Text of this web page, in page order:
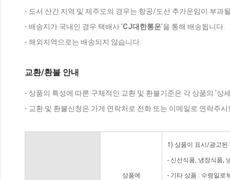
- 도서 산간 지역 및 제주도의 경우는 항공/도선 추가운임이 부과
- 배송지가 국내인 경우 택배사 'CJ대한통운'을 통해 배송됩니다.
- 해외지역으로는 배송되지 않습니다.
교환/환불 안내
- 상품의 특성에 따른 구체적인 교환 및 환불기준은 각 상품의 '상
- 교환 및 환불신청은 가게 연락처로 전화 또는 이메일로 연락주
상품에
1) 상품이 표시/광고된
- 신선식품, 냉장식품,
- 기타 상품 : 수령일로